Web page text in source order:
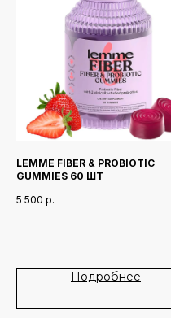
LEMME FIBER & PROBIOTIC
GUMMIES 60 ШТ
5 500 р.
Подробнее